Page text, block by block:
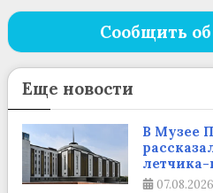
Сообщить
Еще новости
В Музее
летчика-
07.08.2026